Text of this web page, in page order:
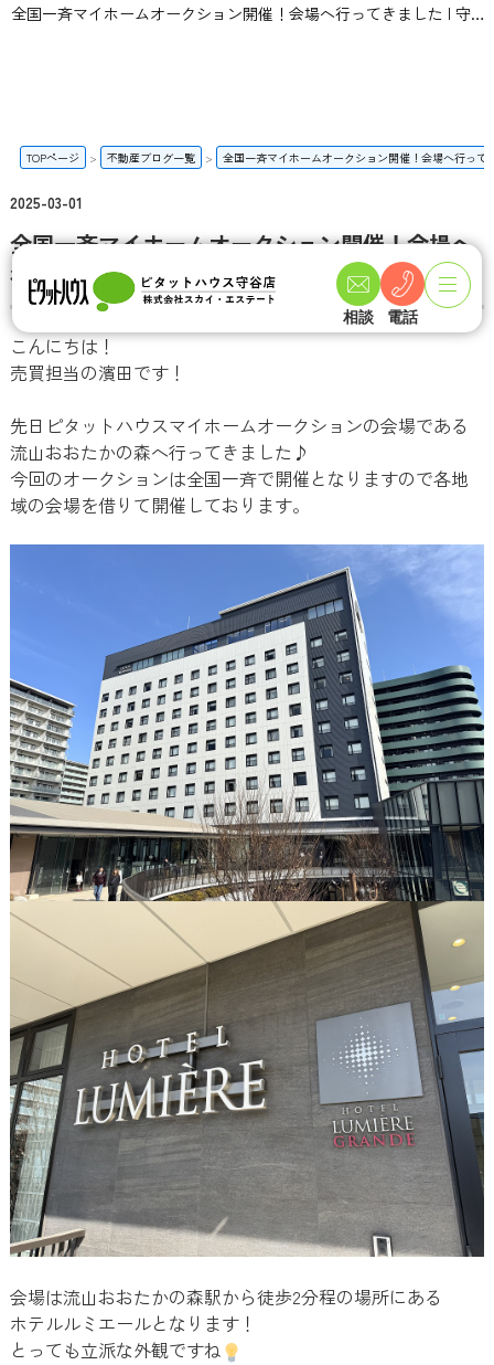
全国一斉マイホームオークション開催！会場へ行ってきました | 守谷市・取手市の新築一戸建て・土地・一軒家購入情報ならピタットハウス守谷店 スカイ・エステート
相談 電話
TOPページ 不動産ブログ一覧 全国一斉マイホームオークション開催！会場へ行って
2025-03-01
全国一斉マイホームオークション開催！会場へ
行ってきました
こんにちは！
売買担当の濱田です！
先日ピタットハウスマイホームオークションの会場である
流山おおたかの森へ行ってきました♪
今回のオークションは全国一斉で開催となりますので各地
域の会場を借りて開催しております。
会場は流山おおたかの森駅から徒歩2分程の場所にある
ホテルルミエールとなります！
とっても立派な外観ですね